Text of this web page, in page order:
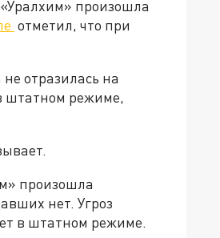
произошла
отметил, что при
отразилась на
штатном режиме,
произошла
нет. Угроз
в штатном режиме.